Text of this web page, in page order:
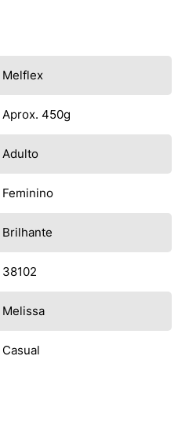
Melflex
Aprox. 450g
Adulto
Feminino
Brilhante
38102
Melissa
Casual